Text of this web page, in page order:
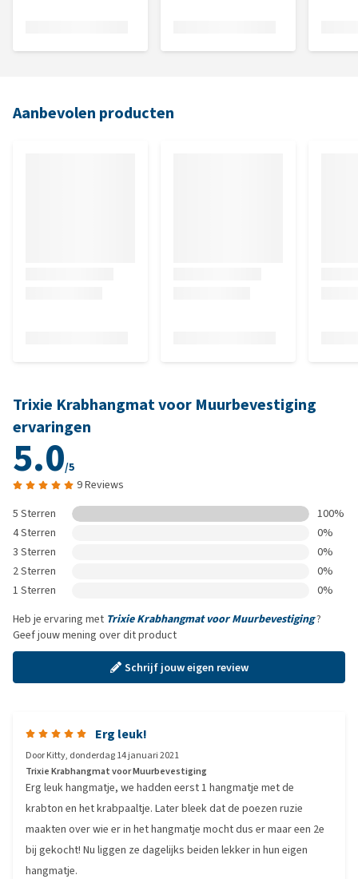
Aanbevolen producten
Trixie Krabhangmat voor Muurbevestiging
ervaringen
5.0/5
9 Reviews
5 Sterren
100%
4 Sterren
0%
3 Sterren
0%
2 Sterren
0%
1 Sterren
0%
Heb je ervaring met Trixie Krabhangmat voor Muurbevestiging?
Geef jouw mening over dit product
Schrijf jouw eigen review
Erg leuk!
DoorKitty, donderdag 14 januari 2021
Trixie Krabhangmat voor Muurbevestiging
Erg leuk hangmatje, we hadden eerst 1 hangmatje met de
krabton en het krabpaaltje. Later bleek dat de poezen ruzie
maakten over wie er in het hangmatje mocht dus er maar een 2e
bij gekocht! Nu liggen ze dagelijks beiden lekker in hun eigen
hangmatje.